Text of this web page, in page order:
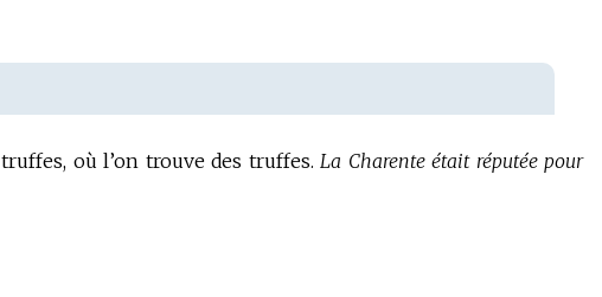
où l’on trouve des truffes. La Charente était réputée pour